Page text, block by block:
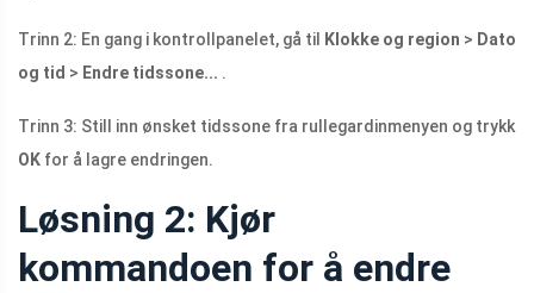
Trinn 2: En gang i kontrollpanelet, gå til Klokke og region > Dato
og tid > Endre tidssone... .
Trinn 3: Still inn ønsket tidssone fra rullegardinmenyen og trykk
OK for å lagre endringen.
Løsning 2: Kjør
kommandoen for å endre